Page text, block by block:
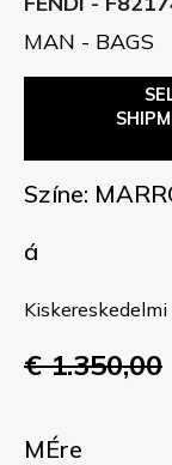
MAN - BAGS
Színe:
á
Kiskereskedelmi
€ 1.350,00
MÉre